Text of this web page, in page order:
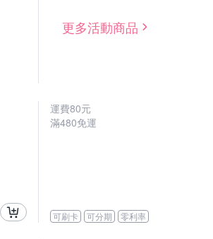
更多活動商品
運費80元
滿480免運
可刷卡 可分期 零利率